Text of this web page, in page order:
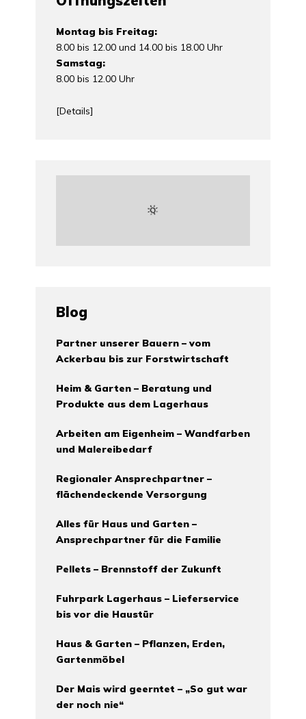
Montag bis Freitag:
8.00 bis 12.00 und 14.00 bis 18.00 Uhr
Samstag:
8.00 bis 12.00 Uhr
[Details]
Blog
Partner unserer Bauern – vom
Ackerbau bis zur Forstwirtschaft
Heim & Garten – Beratung und
Produkte aus dem Lagerhaus
Arbeiten am Eigenheim – Wandfarben
und Malereibedarf
Regionaler Ansprechpartner –
flächendeckende Versorgung
Alles für Haus und Garten –
Ansprechpartner für die Familie
Pellets – Brennstoff der Zukunft
Fuhrpark Lagerhaus – Lieferservice
bis vor die Haustür
Haus & Garten – Pflanzen, Erden,
Gartenmöbel
Der Mais wird geerntet – „So gut war
der noch nie“